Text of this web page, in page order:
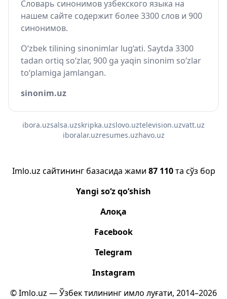
Словарь синонимов узбекского языка на
нашем сайте содержит более 3300 слов и 900
синонимов.
O‘zbek tilining sinonimlar lug‘ati. Saytda 3300
tadan ortiq so‘zlar, 900 ga yaqin sinonim so‘zlar
to‘plamiga jamlangan.
sinonim.uz
ibora.uzsalsa.uzskripka.uzslovo.uztelevision.uzvatt.uz
iboralar.uzresumes.uzhavo.uz
Imlo.uz сайтининг базасида жами 87 110та сўз бор
Yangi so‘z qo‘shish
Алоқа
Facebook
Telegram
Instagram
© Imlo.uz — Ўзбек тилининг имло луғати, 2014–2026